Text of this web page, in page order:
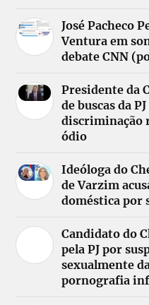
José Pacheco
Ventura em
debate CNN
Presidente da
de buscas da
discriminação
ódio
Ideóloga do
de Varzim
doméstica por
Candidato do
pela PJ por
sexualmente
pornografia